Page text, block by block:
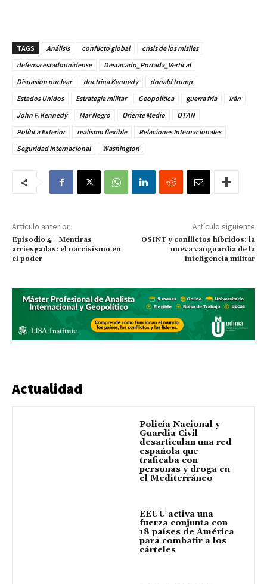
TAGS Análisis conflicto global
crisis de los misiles
defensa estadounidense
Destacado_Portada_Vertical
Disuasión nuclear
doctrina Kennedy
donald trump
Estados Unidos
Estrategia militar Geopolítica guerra fría
Irán
John F. Kennedy
Mar Negro Oriente Medio
OTAN
Política Exterior
realismo flexible
Relaciones Internacionales
Seguridad Internacional
Washington
Artículo anterior
Episodio 4 | Mentiras
arriesgadas: el narcisismo en
el poder
Artículo siguiente
OSINT y conflictos híbridos: la
nueva vanguardia de la
inteligencia militar
Actualidad
Policía Nacional y
Guardia Civil
desarticulan una red
española que
traficaba con
personas y droga en
el Mediterráneo
EEUU activa una
fuerza conjunta con
18 países de América
para combatir a los
cárteles